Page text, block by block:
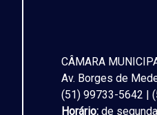
CÂMARA
Av. Borges de
(51) 99733-5642 |
Horário: de